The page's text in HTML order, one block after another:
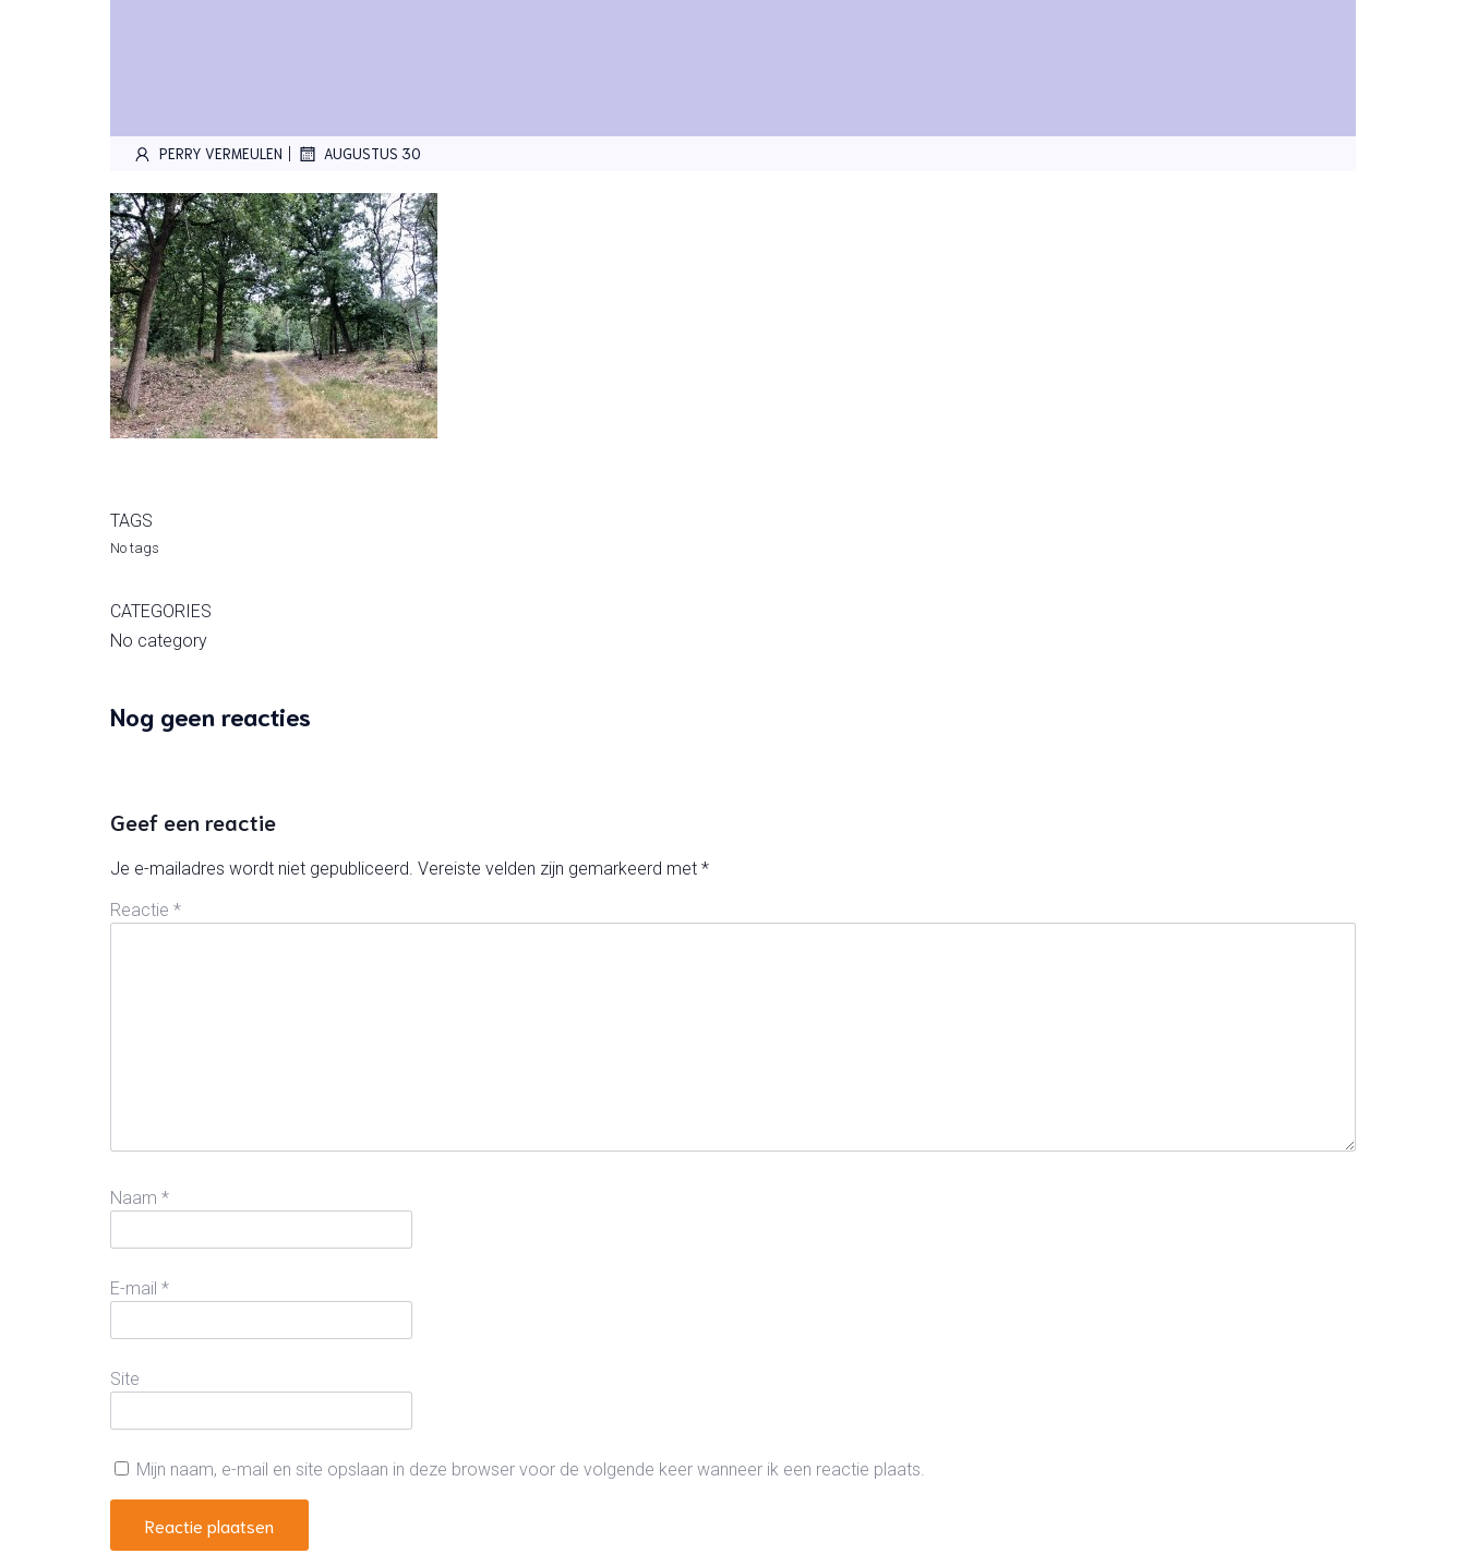
PERRY VERMEULEN | AUGUSTUS 30
TAGS
No tags
CATEGORIES
No category
Nog geen reacties
Geef een reactie
Je e-mailadres wordt niet gepubliceerd. Vereiste velden zijn gemarkeerd met *
Reactie *
Naam *
E-mail *
Site
Mijn naam, e-mail en site opslaan in deze browser voor de volgende keer wanneer ik een reactie plaats.